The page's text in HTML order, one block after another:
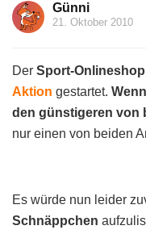
Günni
21. Oktober 2010
Der Sport-Onlineshop
Aktion gestartet.
den günstigeren von
nur einen von beiden
Es würde nun leider
Schnäppchen